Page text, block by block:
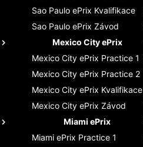
Sao Paulo ePrix Kvalifikace
Sao Paulo ePrix Závod
Mexico City ePrix
Mexico City ePrix Practice 1
Mexico City ePrix Practice 2
Mexico City ePrix Kvalifikace
Mexico City ePrix Závod
Miami ePrix
Miami ePrix Practice 1